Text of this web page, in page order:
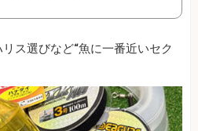
ス選びなど“魚に一番近いセク